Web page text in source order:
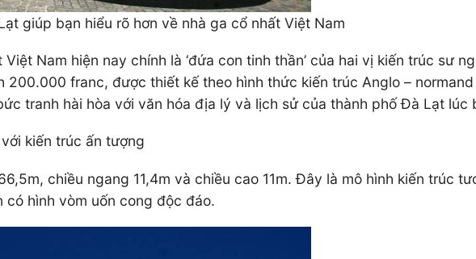
giúp bạn hiểu rõ hơn về nhà ga cổ nhất Việt Nam
Nam hiện nay chính là ‘đứa con tinh thần’ của hai vị kiến trúc sư
200.000 franc, được thiết kế theo hình thức kiến trúc Anglo –
tranh hài hòa với văn hóa địa lý và lịch sử của thành phố Đà Lạt lúc
kiến trúc ấn tượng
chiều ngang 11,4m và chiều cao 11m. Đây là mô hình kiến trúc
có hình vòm uốn cong độc đáo.